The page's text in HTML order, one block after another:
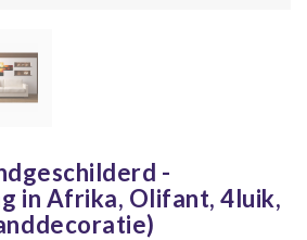
-
in Afrika, Olifant, 4luik,